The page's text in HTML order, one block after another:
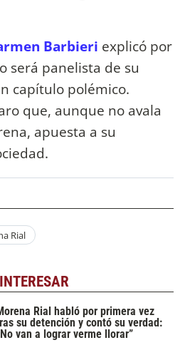
Barbieri explicó por
será panelista de su
capítulo polémico.
que, aunque no avala
apuesta a su
Rial
Rial habló por primera vez
su detención y contó su verdad:
van a lograr verme llorar”